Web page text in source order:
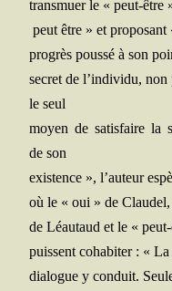
trans­muer le « peut-être
peut être » et pro­po­sant
pro­grès pous­sé à son
secret de l’individu,
le seul
moyen de satis­faire la
de son
exis­tence », l’auteur
où le « oui » de
de Léau­taud et le «
puissent coha­bi­ter : «
dia­logue y conduit.